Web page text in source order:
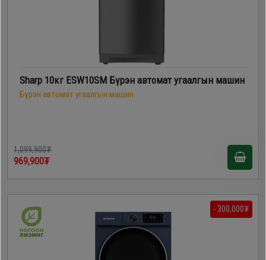
Sharp 10кг ESW10SM Бүрэн автомат угаалгын машин
Бүрэн автомат угаалгын машин
1,099,900₮
969,900₮
- 300,000₮